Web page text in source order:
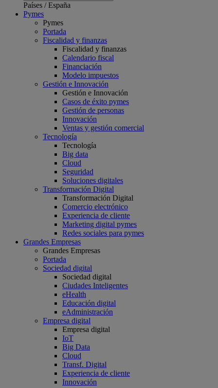
Países /España
Pymes
Pymes
Portada
Fiscalidad y finanzas
Fiscalidad y finanzas
Calendario fiscal
Financiación
Modelo impuestos
Gestión e Innovación
Gestión e Innovación
Casos de éxito pymes
Gestión de personas
Innovación
Ventas y gestión comercial
Tecnología
Tecnología
Big data
Cloud
Seguridad
Soluciones digitales
Transformación Digital
Transformación Digital
Comercio electrónico
Experiencia de cliente
Marketing digital pymes
Redes sociales para pymes
Grandes Empresas
Grandes Empresas
Portada
Sociedad digital
Sociedad digital
Ciudades Inteligentes
eHealth
Educación digital
eAdministración
Empresa digital
Empresa digital
IoT
Big Data
Cloud
Transf. Digital
Experiencia de cliente
Innovación